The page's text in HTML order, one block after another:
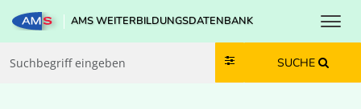
Zum Inhalt springen
Zum Navmenü springen
Zur Suche springen
Zur Footer springen
AMS WEITERBILDUNGSDATENBANK
SUCHE